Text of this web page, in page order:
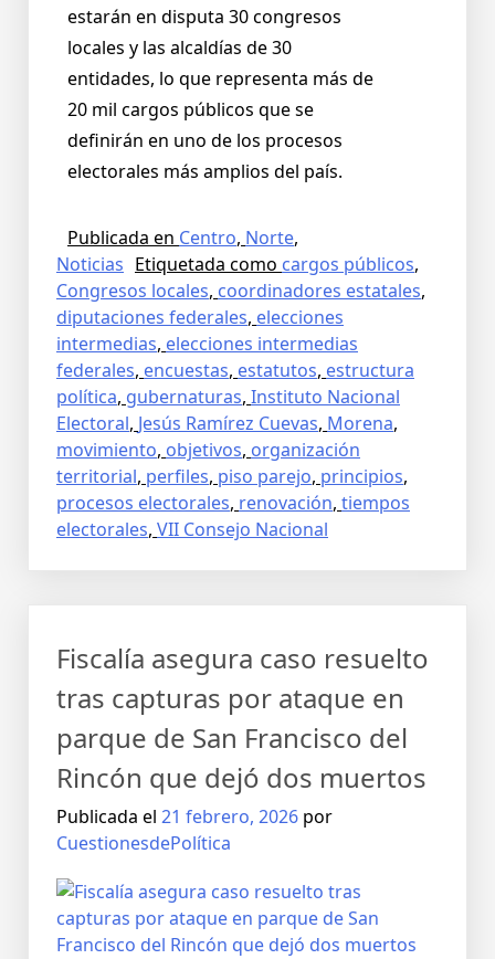
estarán en disputa 30 congresos
locales y las alcaldías de 30
entidades, lo que representa más de
20 mil cargos públicos que se
definirán en uno de los procesos
electorales más amplios del país.
Publicada en Centro, Norte,
Noticias Etiquetada como cargos públicos,
Congresos locales, coordinadores estatales,
diputaciones federales, elecciones
intermedias, elecciones intermedias
federales, encuestas, estatutos, estructura
política, gubernaturas, Instituto Nacional
Electoral, Jesús Ramírez Cuevas, Morena,
movimiento, objetivos, organización
territorial, perfiles, piso parejo, principios,
procesos electorales, renovación, tiempos
electorales, VII Consejo Nacional
Fiscalía asegura caso resuelto
tras capturas por ataque en
parque de San Francisco del
Rincón que dejó dos muertos
Publicada el 21 febrero, 2026 por
CuestionesdePolítica